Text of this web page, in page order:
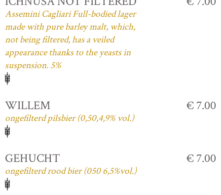
Assemini Cagliari Full-bodied lager
made with pure barley malt, which,
not being filtered, has a veiled
appearance thanks to the yeasts in
suspension. 5%
WILLEM
ongefilterd pilsbier (0,50,4,9% vol.)
€ 7.00
GEHUCHT
ongefilterd rood bier (050 6,5%vol.)
€ 7.00